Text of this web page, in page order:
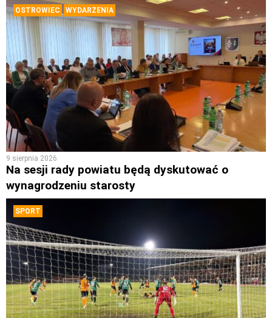
OSTROWIEC WYDARZENIA
9 sierpnia 2026
Na sesji rady powiatu będą dyskutować o
wynagrodzeniu starosty
SPORT